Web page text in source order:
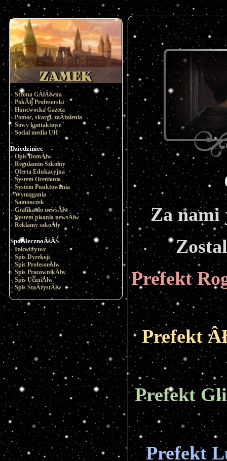
Strona GÂłĂłwna
PokĂłj Profesorski
Huncwocka Gazeta
Pomoc, skargi, zaÂżalenia
Sowy kontaktowe
Social media UH
Dziedziniec
Opis DomĂłw
Regulamin Szkolny
Oferta Edukacyjna
System Oceniania
System Punktowania
Wymagania
Samouczek
Grafika do newsĂłw
System pisania newsĂłw
Reklamy szkoÂły
SpoÂłecznoÂśĂŚ
Inkwizytor
Spis Dyrekcji
Spis ProfesorĂłw
Spis PracownikĂłw
Spis UczniĂłw
Spis StaÂżystĂłw
Za
Prefekt
Prefekt
Prefekt
Prefekt